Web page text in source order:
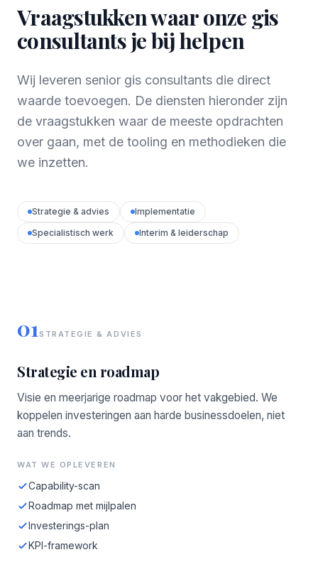
Vraagstukken waar onze gis
consultants je bij helpen
Wij leveren senior gis consultants die direct
waarde toevoegen. De diensten hieronder zijn
de vraagstukken waar de meeste opdrachten
over gaan, met de tooling en methodieken die
we inzetten.
Strategie & advies
Implementatie
Specialistisch werk
Interim & leiderschap
01STRATEGIE & ADVIES
Strategie en roadmap
Visie en meerjarige roadmap voor het vakgebied. We
koppelen investeringen aan harde businessdoelen, niet
aan trends.
WAT WE OPLEVEREN
Capability-scan
Roadmap met mijlpalen
Investerings-plan
KPI-framework